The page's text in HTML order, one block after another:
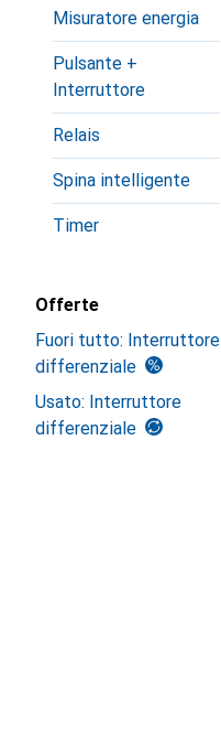
Misuratore energia
Pulsante +
Interruttore
Relais
Spina intelligente
Timer
Offerte
Fuori tutto: Interruttore
differenziale
Usato: Interruttore
differenziale